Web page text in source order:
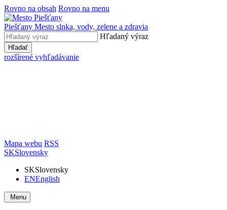
Rovno na obsah Rovno na menu
Piešťany Mesto slnka, vody, zelene a zdravia
Hľadaný výraz
Hľadať
rozšírené vyhľadávanie
Mapa webu RSS
SKSlovensky
SKSlovensky
ENEnglish
Menu